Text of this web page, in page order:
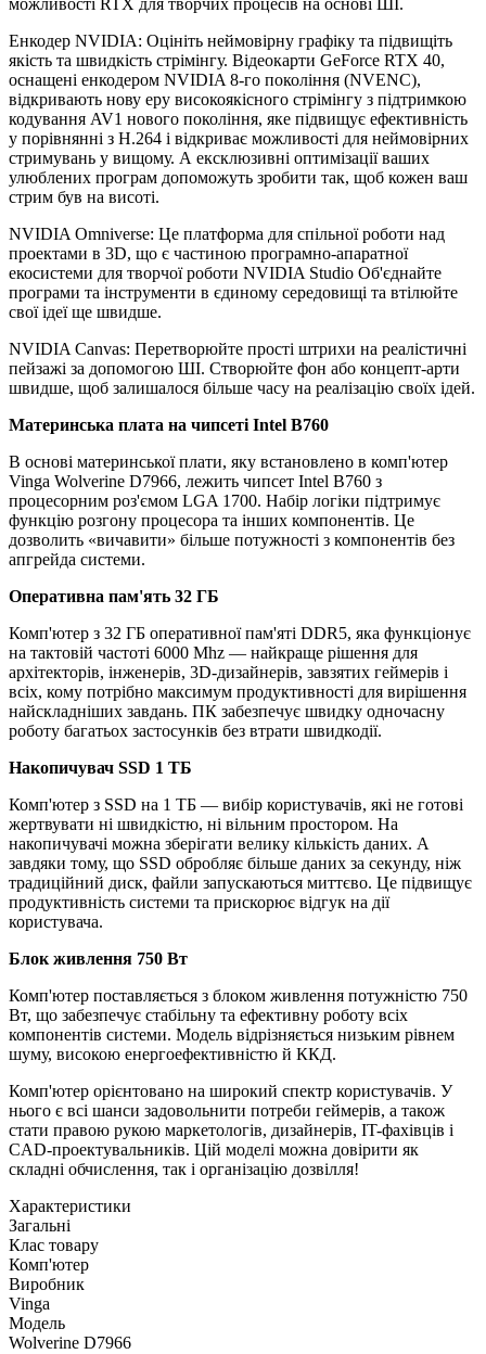
Енкодер NVIDIA: Оцініть неймовірну графіку та підвищіть
якість та швидкість стрімінгу. Відеокарти GeForce RTX 40,
оснащені енкодером NVIDIA 8-го покоління (NVENC),
відкривають нову еру високоякісного стрімінгу з підтримкою
кодування AV1 нового покоління, яке підвищує ефективність
у порівнянні з H.264 і відкриває можливості для неймовірних
стримувань у вищому. А ексклюзивні оптимізації ваших
улюблених програм допоможуть зробити так, щоб кожен ваш
стрим був на висоті.
NVIDIA Omniverse: Це платформа для спільної роботи над
проектами в 3D, що є частиною програмно-апаратної
екосистеми для творчої роботи NVIDIA Studio Об'єднайте
програми та інструменти в єдиному середовищі та втілюйте
свої ідеї ще швидше.
NVIDIA Canvas: Перетворюйте прості штрихи на реалістичні
пейзажі за допомогою ШІ. Створюйте фон або концепт-арти
швидше, щоб залишалося більше часу на реалізацію своїх ідей.
Материнська плата на чипсеті Intel B760
В основі материнської плати, яку встановлено в комп'ютер
Vinga Wolverine D7966, лежить чипсет Intel B760 з
процесорним роз'ємом LGA 1700. Набір логіки підтримує
функцію розгону процесора та інших компонентів. Це
дозволить «вичавити» більше потужності з компонентів без
апгрейда системи.
Оперативна пам'ять 32 ГБ
Комп'ютер з 32 ГБ оперативної пам'яті DDR5, яка функціонує
на тактовій частоті 6000 Mhz — найкраще рішення для
архітекторів, інженерів, 3D-дизайнерів, завзятих геймерів і
всіх, кому потрібно максимум продуктивності для вирішення
найскладніших завдань. ПК забезпечує швидку одночасну
роботу багатьох застосунків без втрати швидкодії.
Накопичувач SSD 1 ТБ
Комп'ютер з SSD на 1 ТБ — вибір користувачів, які не готові
жертвувати ні швидкістю, ні вільним простором. На
накопичувачі можна зберігати велику кількість даних. А
завдяки тому, що SSD обробляє більше даних за секунду, ніж
традиційний диск, файли запускаються миттєво. Це підвищує
продуктивність системи та прискорює відгук на дії
користувача.
Блок живлення 750 Вт
Комп'ютер поставляється з блоком живлення потужністю 750
Вт, що забезпечує стабільну та ефективну роботу всіх
компонентів системи. Модель відрізняється низьким рівнем
шуму, високою енергоефективністю й ККД.
Комп'ютер орієнтовано на широкий спектр користувачів. У
нього є всі шанси задовольнити потреби геймерів, а також
стати правою рукою маркетологів, дизайнерів, IT-фахівців і
CAD-проектувальників. Цій моделі можна довірити як
складні обчислення, так і організацію дозвілля!
Характеристики
Загальні
Клас товару
Комп'ютер
Виробник
Vinga
Модель
Wolverine D7966